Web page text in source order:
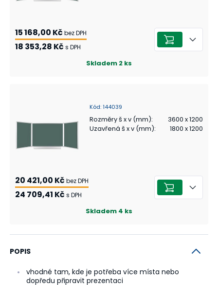
15 168,00 Kč bez DPH
18 353,28 Kč s DPH
Skladem 2 ks
Kód:144039
Rozměry š x v (mm):
3600 x 1200
Uzavřená š x v (mm): 1800 x 1200
20 421,00 Kč bez DPH
24 709,41 Kč s DPH
Skladem 4 ks
POPIS
vhodné tam, kde je potřeba více místa nebo
dopředu připravit prezentaci